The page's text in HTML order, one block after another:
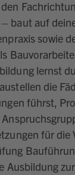
baut auf
sowie
lernst
die
führst,
für die
Ausbildung